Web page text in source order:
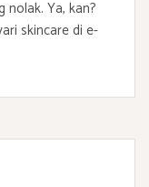
nolak. Ya, kan?
skincare di e-